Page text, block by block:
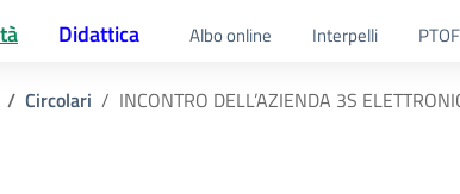
Didattica Albo online Interpelli PTOF
Circolari INCONTRO DELL’AZIENDA 3S